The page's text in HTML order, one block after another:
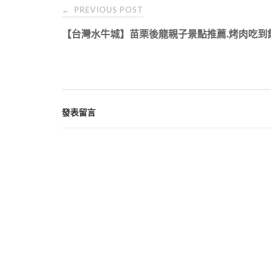
Post
navigation
← PREVIOUS POST
【台灣水牛城】苗栗後龍親子景點推薦.烤肉吃到
發表留言